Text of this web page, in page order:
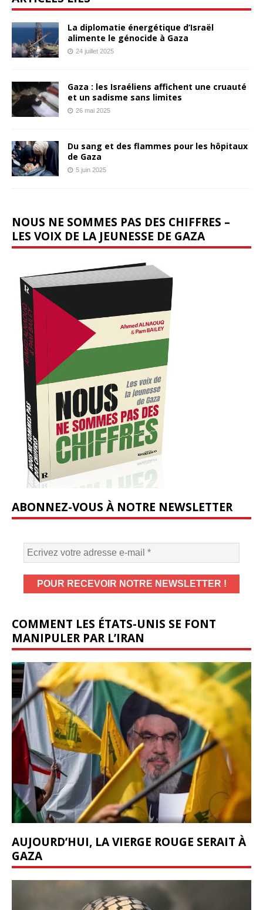
La diplomatie énergétique d’Israël
alimente le génocide à Gaza
24 juillet 2025
Gaza : les Israéliens affichent une cruauté
et un sadisme sans limites
26 mai 2025
Du sang et des flammes pour les hôpitaux
de Gaza
5 juin 2025
NOUS NE SOMMES PAS DES CHIFFRES –
LES VOIX DE LA JEUNESSE DE GAZA
ABONNEZ-VOUS À NOTRE NEWSLETTER
COMMENT LES ÉTATS-UNIS SE FONT
MANIPULER PAR L’IRAN
AUJOURD’HUI, LA VIERGE ROUGE SERAIT À
GAZA